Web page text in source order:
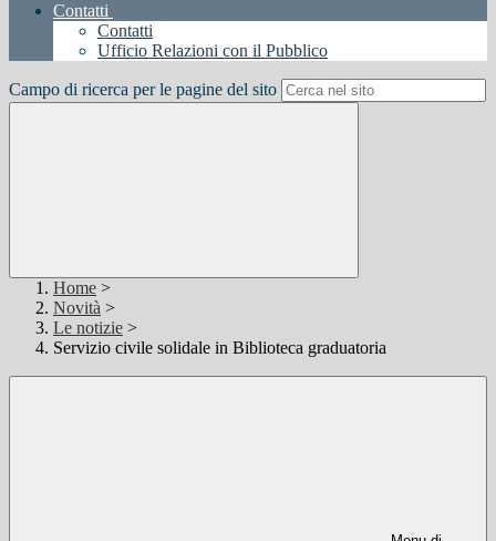
Contatti
Contatti
Ufficio Relazioni con il Pubblico
Campo di ricerca per le pagine del sito
Home >
Novità >
Le notizie >
Servizio civile solidale in Biblioteca graduatoria